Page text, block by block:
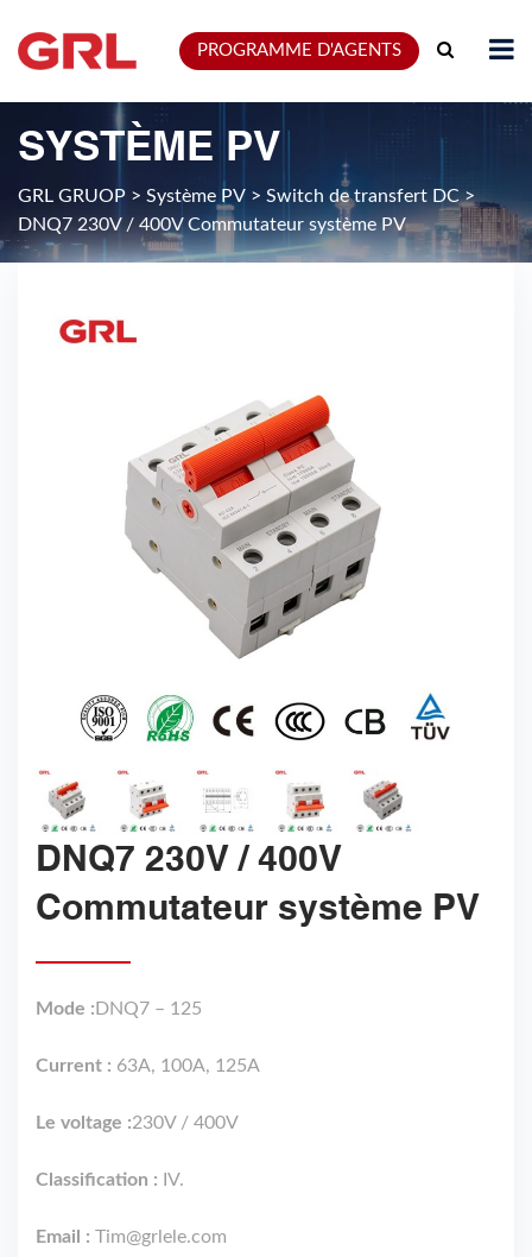
PROGRAMME D'AGENTS
SYSTÈME PV
GRL GRUOP > Système PV > Switch de transfert DC>
DNQ7 230V / 400V Commutateur système PV
DNQ7 230V / 400V
Commutateur système PV
Mode : DNQ7 – 125
Current : 63A, 100A, 125A
Le voltage :230V / 400V
Classification : IV.
Email : Tim@grlele.com